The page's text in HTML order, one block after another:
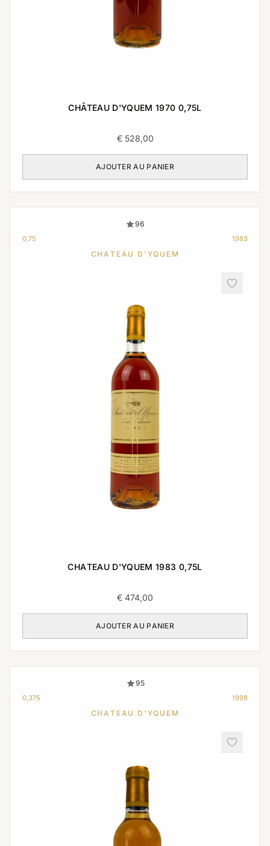
CHÂTEAU D'YQUEM 1970 0,75L
€528,00
AJOUTER AU PANIER
96
0,75 1983
CHATEAU D'YQUEM
CHATEAU D'YQUEM 1983 0,75L
€ 474,00
AJOUTER AU PANIER
95
0,375 1998
CHATEAU D'YQUEM